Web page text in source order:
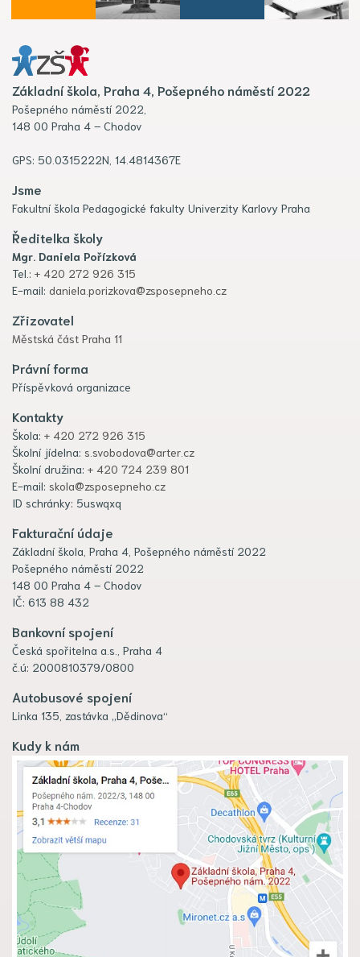
Základní škola, Praha 4, Pošepného náměstí 2022
Pošepného náměstí 2022,
148 00 Praha 4 – Chodov
GPS: 50.0315222N, 14.4814367E
Jsme
Fakultní škola Pedagogické fakulty Univerzity Karlovy Praha
Ředitelka školy
Mgr. Daniela Pořízková
Tel.: + 420 272 926 315
E-mail: daniela.porizkova@zsposepneho.cz
Zřizovatel
Městská část Praha 11
Právní forma
Příspěvková organizace
Kontakty
Škola: + 420 272 926 315
Školní jídelna: s.svobodova@arter.cz
Školní družina: + 420 724 239 801
E-mail: skola@zsposepneho.cz
ID schránky: 5uswqxq
Fakturační údaje
Základní škola, Praha 4, Pošepného náměstí 2022
Pošepného náměstí 2022
148 00 Praha 4 – Chodov
IČ: 613 88 432
Bankovní spojení
Česká spořitelna a.s., Praha 4
č.ú: 2000810379/0800
Autobusové spojení
Linka 135, zastávka „Dědinova“
Kudy k nám